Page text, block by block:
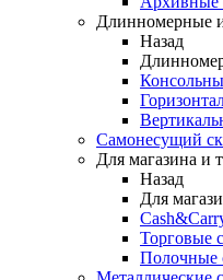
Длинномерные
Назад
Самонесущий
Для магазина и
Назад
Для
Торговые
Полочные